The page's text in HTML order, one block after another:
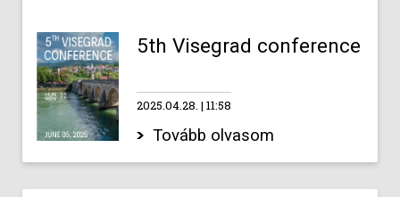
5th Visegrad conference
2025.04.28. 11:58
Tovább olvasom